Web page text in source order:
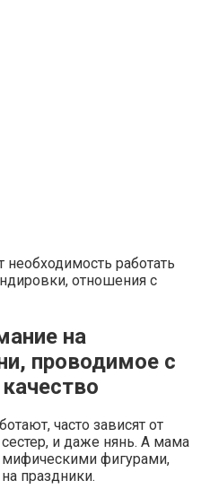
необходимость работать
отношения с
на
проводимое с
часто зависят от
и даже нянь. А мама
мифическими фигурами,
праздники.